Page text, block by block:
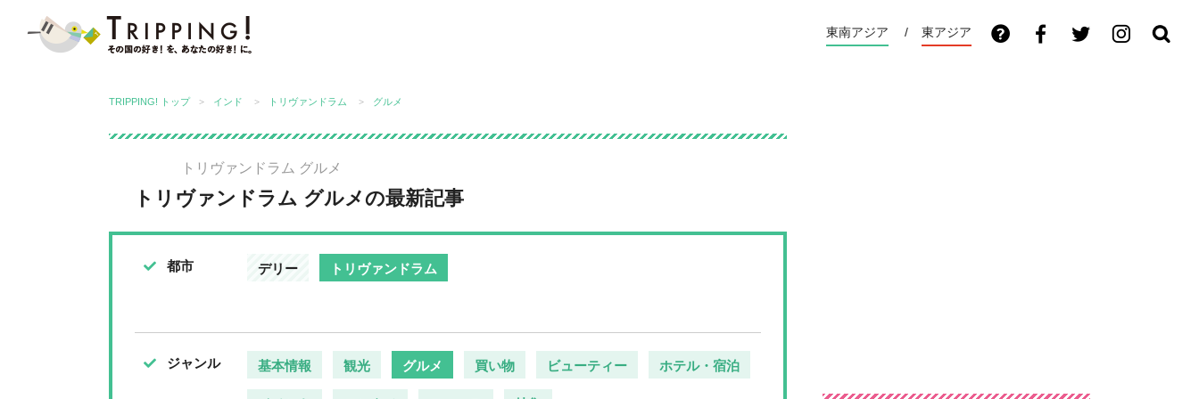
東南アジア 東アジア
TRIPPING! トップ インド トリヴァンドラム グルメ
トリヴァンドラム グルメ
トリヴァンドラム グルメの最新記事
都市 デリー トリヴァンドラム
ジャンル 基本情報 観光 グルメ 買い物 ビューティー ホテル・宿泊